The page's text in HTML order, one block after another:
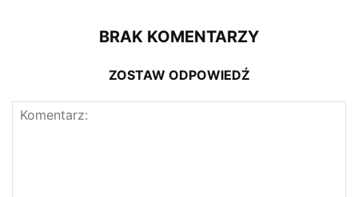
BRAK KOMENTARZY
ZOSTAW ODPOWIEDŹ